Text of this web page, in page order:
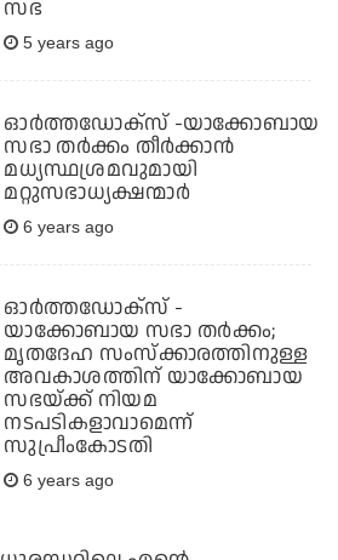
സഭ
5 years ago
ഓര്‍ത്തഡോക്‌സ് -യാക്കോബായ
സഭാ തര്‍ക്കം തീര്‍ക്കാന്‍
മധ്യസ്ഥശ്രമവുമായി
മറ്റുസഭാധ്യക്ഷന്മാര്‍
6 years ago
ഓര്‍ത്തഡോക്‌സ് -
യാക്കോബായ സഭാ തര്‍ക്കം;
മൃതദേഹ സംസ്‌ക്കാരത്തിനുള്ള
അവകാശത്തിന് യാക്കോബായ
സഭയ്ക്ക് നിയമ
നടപടികളാവാമെന്ന്
സുപ്രീംകോടതി
6 years ago